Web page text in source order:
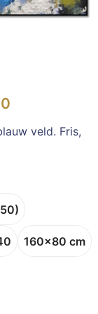
veld. Fris,
160x80 cm